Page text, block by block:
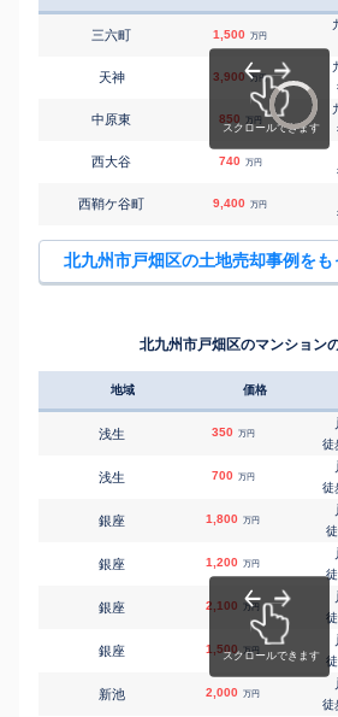
三六町 1,500 万円
天神 3,900 万円
中原東 850 万円
西大谷 740 万円
西鞘ケ谷町 9,400 万円
北九州市戸畑区の土地売却事例をも
北九州市戸畑区のマンション
地域 価格
浅生 350 万円
徒
浅生 700 万円
徒
銀座 1,800 万円
銀座 1,200 万円
銀座 2,100 万円
銀座 1,500 万円
新池 2,000 万円
徒